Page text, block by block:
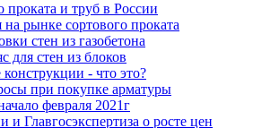
проката и труб в России
рынке сортового проката
стен из газобетона
для стен из блоков
- что это?
при покупке арматуры
февраля 2021г
Главгосэкспертиза о росте цен